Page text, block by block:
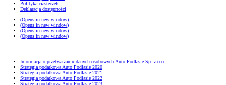
Polityka ciasteczek
Deklaracja dostępności
(Opens in new window)
(Opens in new window)
(Opens in new window)
(Opens in new window)
Informacja o przetwarzaniu danych osobowych Auto Podlasie Sp. z o.o.
Strategia podatkowa Auto Podlasie 2020
Strategia podatkowa Auto Podlasie 2021
Strategia podatkowa Auto Podlasie 2022
Strategia podatkowa Auto Podlasie 2023